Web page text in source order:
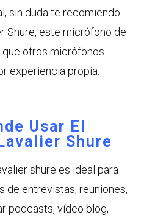
sin duda te recomiendo
Shure, este micrófono de
otros micrófonos
experiencia propia.
Usar El
Shure
shure es ideal para
de entrevistas, reuniones,
podcasts, vídeo blog,